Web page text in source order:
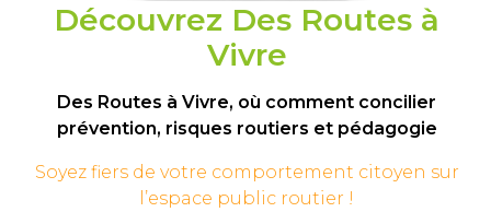
Découvrez Des Routes à
Vivre
Des Routes à Vivre, où comment concilier
prévention, risques routiers et pédagogie
Soyez fiers de votre comportement citoyen sur
l’espace public routier !